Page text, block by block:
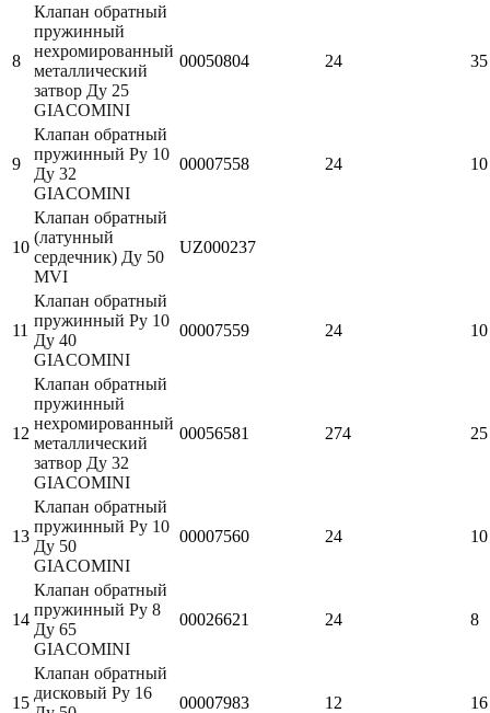
8
Клапан обратный
пружинный
нехромированный
металлический
затвор Ду 25
GIACOMINI
00050804 24 35
9
Клапан обратный
пружинный Ру 10
Ду 32
GIACOMINI
00007558 24 10
10
Клапан обратный
(латунный
сердечник) Ду 50
MVI
UZ000237
11
Клапан обратный
пружинный Ру 10
Ду 40
GIACOMINI
00007559 24 10
12
Клапан обратный
пружинный
нехромированный
металлический
затвор Ду 32
GIACOMINI
00056581 274 25
13
Клапан обратный
пружинный Ру 10
Ду 50
GIACOMINI
00007560 24 10
14
Клапан обратный
пружинный Ру 8
Ду 65
GIACOMINI
00026621 24 8
15
Клапан обратный
дисковый Ру 16
00007983 12 16